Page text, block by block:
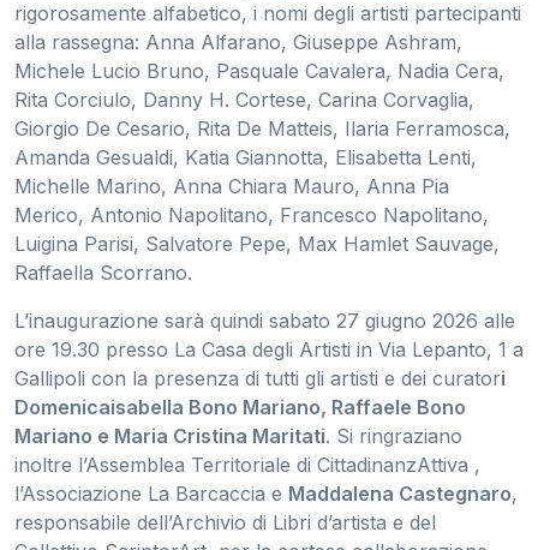
rigorosamente alfabetico, i nomi degli artisti partecipanti
alla rassegna: Anna Alfarano, Giuseppe Ashram,
Michele Lucio Bruno, Pasquale Cavalera, Nadia Cera,
Rita Corciulo, Danny H. Cortese, Carina Corvaglia,
Giorgio De Cesario, Rita De Matteis, Ilaria Ferramosca,
Amanda Gesualdi, Katia Giannotta, Elisabetta Lenti,
Michelle Marino, Anna Chiara Mauro, Anna Pia
Merico, Antonio Napolitano, Francesco Napolitano,
Luigina Parisi, Salvatore Pepe, Max Hamlet Sauvage,
Raffaella Scorrano.
L’inaugurazione sarà quindi sabato 27 giugno 2026 alle
ore 19.30 presso La Casa degli Artisti in Via Lepanto, 1 a
Gallipoli con la presenza di tutti gli artisti e dei curatori
Domenicaisabella Bono Mariano, Raffaele Bono
Mariano e Maria Cristina Maritati. Si ringraziano
inoltre l’Assemblea Territoriale di CittadinanzAttiva ,
l’Associazione La Barcaccia e Maddalena Castegnaro,
responsabile dell’Archivio di Libri d’artista e del